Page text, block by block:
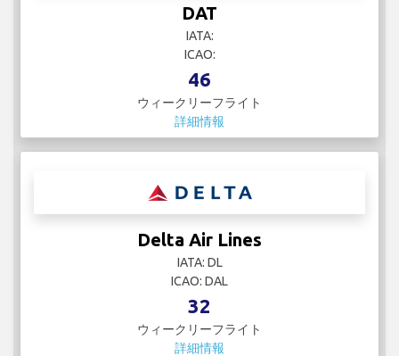
DAT
IATA:
ICAO:
46
ウィークリーフライト
詳細情報
Delta Air Lines
IATA: DL
ICAO: DAL
32
ウィークリーフライト
詳細情報